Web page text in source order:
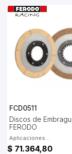
FCD0511
Discos de
FERODO
Aplicaciones...
$ 71.364,80